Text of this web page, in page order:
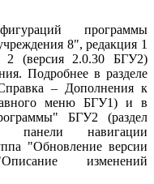
программы
8", редакция 1
2 (версия 2.0.30 БГУ2)
Подробнее в разделе
– Дополнения к
меню БГУ1) и в
БГУ2 (раздел
панели навигации
"Обновление версии
изменений